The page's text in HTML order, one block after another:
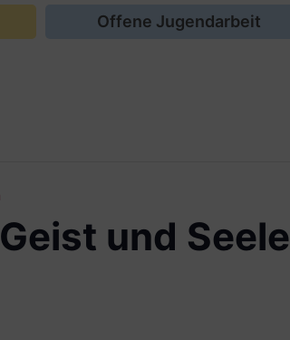
Offene Jugendarbeit
und Seele